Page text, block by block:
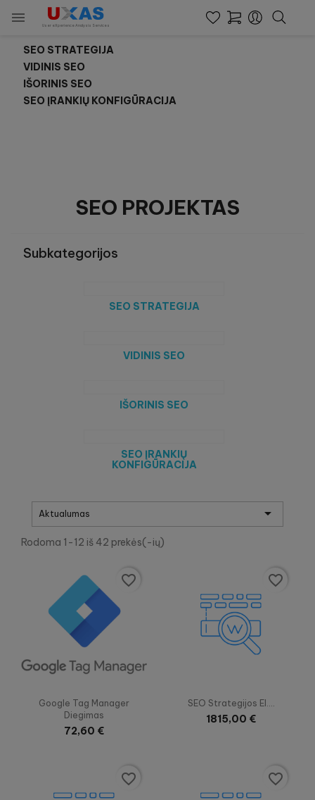
 User eXperience Analysis Services
SEO PROJEKTAS
SEO STRATEGIJA
VIDINIS SEO
IŠORINIS SEO
SEO ĮRANKIŲ KONFIGŪRACIJA
SEO PROJEKTAS
Subkategorijos
SEO STRATEGIJA
VIDINIS SEO
IŠORINIS SEO
SEO ĮRANKIŲ
KONFIGŪRACIJA
Aktualumas 
Rodoma 1-12 iš 42 prekės(-ių)
Greita peržiūra
Google Tag Manager
Diegimas
72,60 €
favorite_border
Greita peržiūra
SEO Strategijos El....
1815,00 €
favorite_border
favorite_border favorite_border